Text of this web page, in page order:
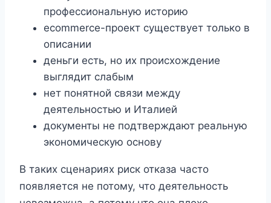
профессиональную историю
ecommerce-проект существует только в
описании
деньги есть, но их происхождение
выглядит слабым
нет понятной связи между
деятельностью и Италией
документы не подтверждают реальную
экономическую основу
В таких сценариях риск отказа часто
появляется не потому, что деятельность